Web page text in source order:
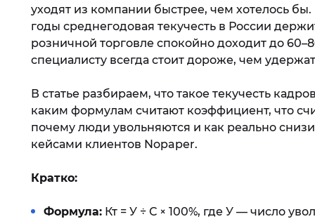
уходят из компании быстрее, чем хотелось бы.
годы среднегодовая текучесть в России
розничной торговле спокойно доходит до
специалисту всегда стоит дороже, чем
В статье разбираем, что такое текучесть
каким формулам считают коэффициент, что
почему люди увольняются и как реально
кейсами клиентов Nopaper.
Кратко:
Формула: Кт = У ÷ С × 100%, где У — число